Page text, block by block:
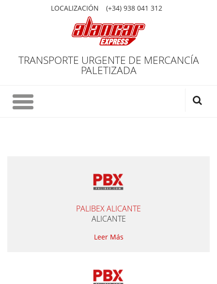
LOCALIZACIÓN (+34) 938 041 312
TRANSPORTE URGENTE DE MERCANCÍA
PALETIZADA
PALIBEX ALICANTE
ALICANTE
Leer Más